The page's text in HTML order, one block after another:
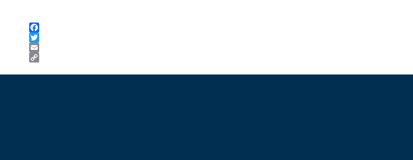
Facebook
Twitter
Email
Link